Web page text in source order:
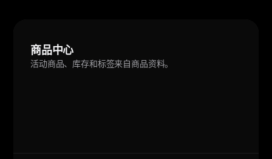
商品中心
活动商品、库存和标签来自商品资料。